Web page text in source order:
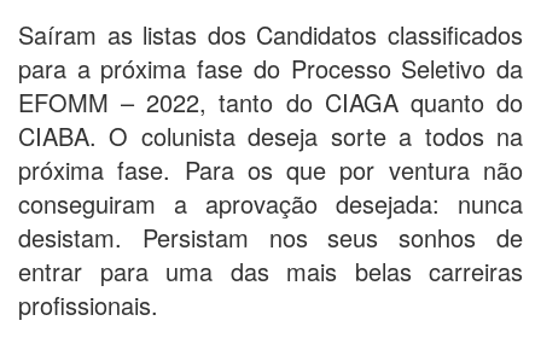
Saíram as listas dos Candidatos classificados
para a próxima fase do Processo Seletivo da
EFOMM – 2022, tanto do CIAGA quanto do
CIABA. O colunista deseja sorte a todos na
próxima fase. Para os que por ventura não
conseguiram a aprovação desejada: nunca
desistam. Persistam nos seus sonhos de
entrar para uma das mais belas carreiras
profissionais.